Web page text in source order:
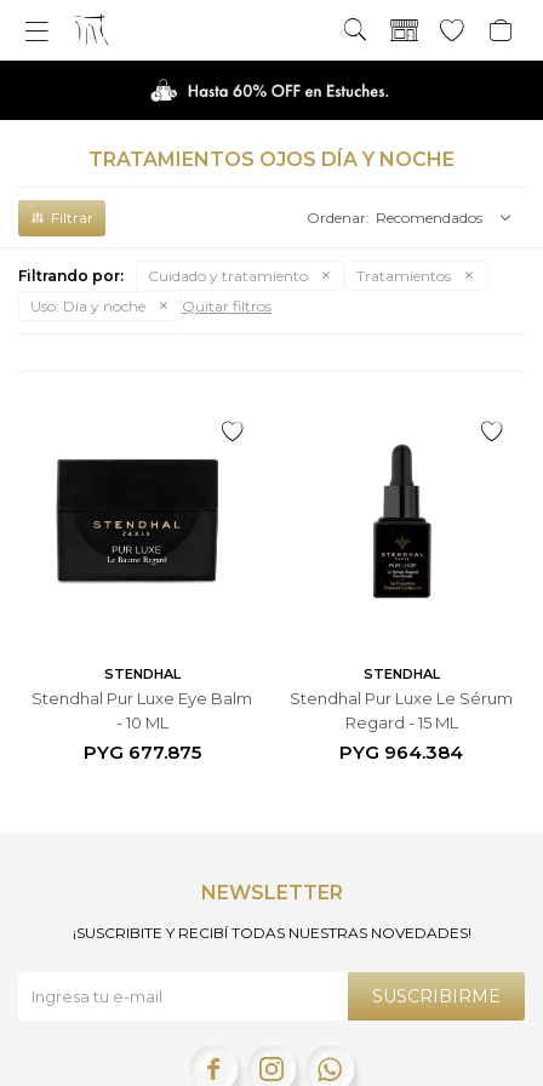

TRATAMIENTOS OJOS DÍA Y NOCHE
Recomendados
Filtrando por: Cuidado y tratamiento
Tratamientos
Uso: Día y noche Quitar filtros
STENDHAL
Stendhal Pur Luxe Eye Balm
- 10 ML
PYG 677.875
STENDHAL
Stendhal Pur Luxe Le Sérum
Regard - 15 ML
PYG 964.384
NEWSLETTER
¡SUSCRIBITE Y RECIBÍ TODAS NUESTRAS NOVEDADES!
SUSCRIBIRME
  